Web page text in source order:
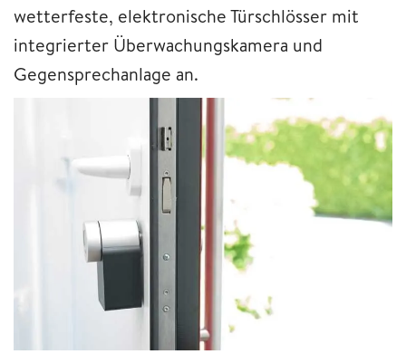
wetterfeste, elektronische Türschlösser mit
integrierter Überwachungskamera und
Gegensprechanlage an.